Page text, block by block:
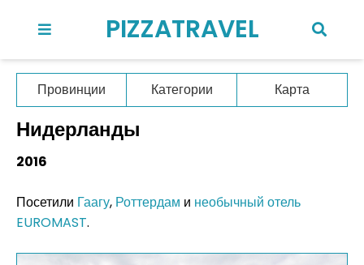
PIZZATRAVEL
Провинции Категории Карта
Нидерланды
2016
Посетили Гаагу, Роттердам и необычный отель
EUROMAST.